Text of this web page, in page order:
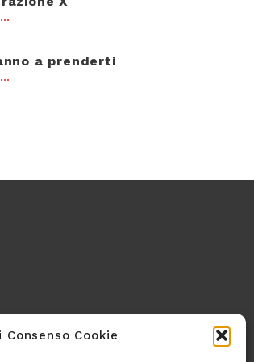
Consenso Cookie
a prenderti